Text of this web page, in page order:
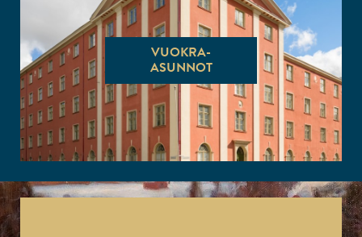
VUOKRA-
ASUNNOT